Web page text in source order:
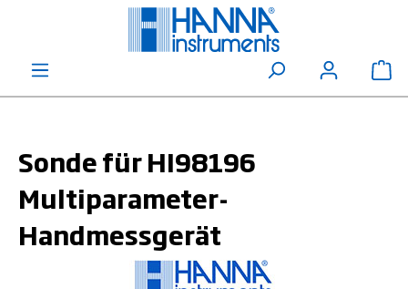
Sonde für HI98196
Multiparameter-
Handmessgerät